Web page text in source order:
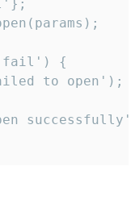
'fail') {
to open');